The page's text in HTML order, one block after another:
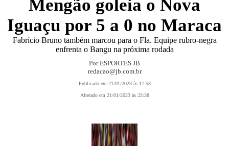
Mengão goleia o Nova
Iguaçu por 5 a 0 no Maraca
Fabrício Bruno também marcou para o Fla. Equipe rubro-negra
enfrenta o Bangu na próxima rodada
Por ESPORTES JB
redacao@jb.com.br
Publicado em 21/01/2023 às 17:58
Alterado em 21/01/2023 às 23:38